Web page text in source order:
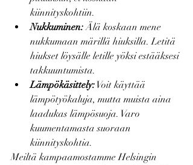
kiinnityskohtiin.
Nukkuminen: Älä koskaan mene
nukkumaan märillä hiuksilla. Letitä
hiukset löysälle letille yöksi estääksesi
takkuuntumista.
Lämpökäsittely: Voit käyttää
lämpötyökaluja, mutta muista aina
laadukas lämpösuoja. Varo
kuumentamasta suoraan
kiinnityskohtia.
Meiltä kampaamostamme Helsingin